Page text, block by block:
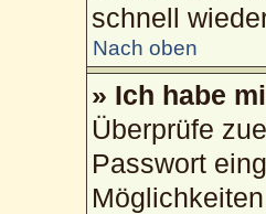
schnell
Nach oben
» Ich habe
Überprüfe
Passwort